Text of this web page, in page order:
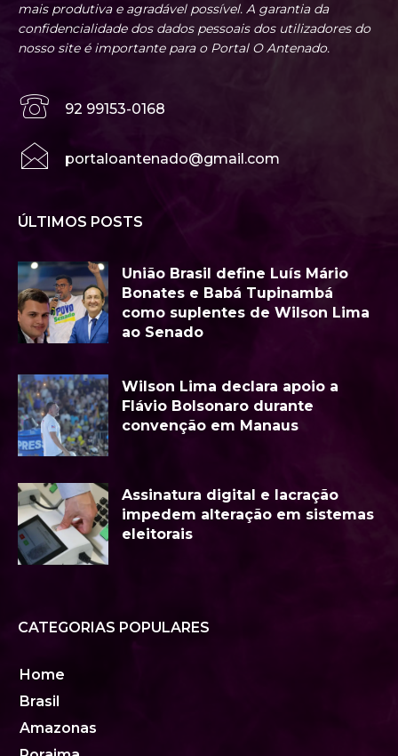
mais produtiva e agradável possível. A garantia da
confidencialidade dos dados pessoais dos utilizadores do
nosso site é importante para o Portal O Antenado.
92 99153-0168
portaloantenado@gmail.com
ÚLTIMOS POSTS
União Brasil define Luís Mário
Bonates e Babá Tupinambá
como suplentes de Wilson Lima
ao Senado
Wilson Lima declara apoio a
Flávio Bolsonaro durante
convenção em Manaus
Assinatura digital e lacração
impedem alteração em sistemas
eleitorais
CATEGORIAS POPULARES
Home
Brasil
Amazonas